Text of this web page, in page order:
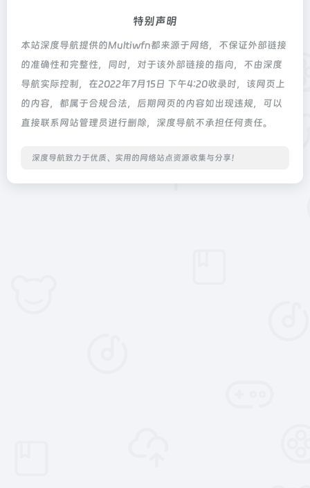
特别声明
本站深度导航提供的Multiwfn都来源于网络，不保证外部链接
的准确性和完整性，同时，对于该外部链接的指向，不由深度
导航实际控制，在2022年7月15日 下午4:20收录时，该网页上
的内容，都属于合规合法，后期网页的内容如出现违规，可以
直接联系网站管理员进行删除，深度导航不承担任何责任。
深度导航致力于优质、实用的网络站点资源收集与分享！